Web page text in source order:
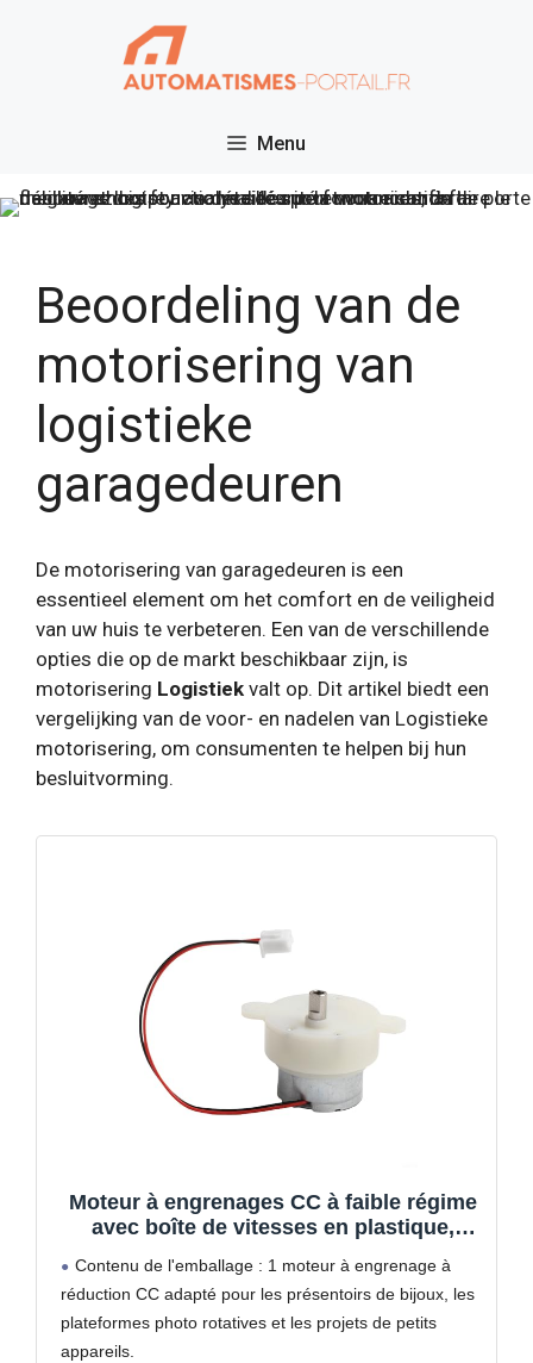
Menu
Beoordeling van de
motorisering van
logistieke
garagedeuren
De motorisering van garagedeuren is een
essentieel element om het comfort en de veiligheid
van uw huis te verbeteren. Een van de verschillende
opties die op de markt beschikbaar zijn, is
motorisering Logistiek valt op. Dit artikel biedt een
vergelijking van de voor- en nadelen van Logistieke
motorisering, om consumenten te helpen bij hun
besluitvorming.
Moteur à engrenages CC à faible régime
avec boîte de vitesses en plastique,
bijoux, châssis de voiture jouet et scène
pour rotation (12 V 6 tr/min)
Contenu de l'emballage : 1 moteur à engrenage à
réduction CC adapté pour les présentoirs de bijoux, les
plateformes photo rotatives et les projets de petits
appareils.